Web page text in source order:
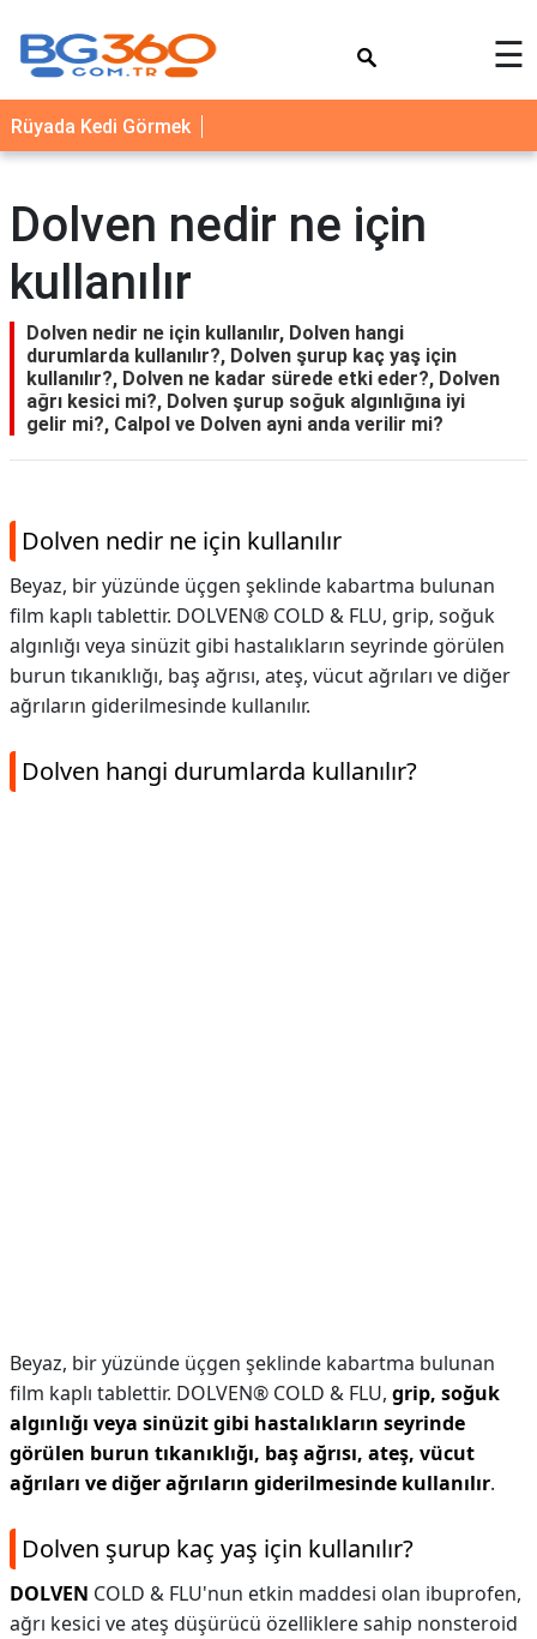
YEMEK
TARİFLERİ
NEDİR
FAYDALARI
İLETİŞİM
☰
Rüyada Kedi Görmek
Dolven nedir ne için
kullanılır
Dolven nedir ne için kullanılır, Dolven hangi
durumlarda kullanılır?, Dolven şurup kaç yaş için
kullanılır?, Dolven ne kadar sürede etki eder?, Dolven
ağrı kesici mi?, Dolven şurup soğuk algınlığına iyi
gelir mi?, Calpol ve Dolven ayni anda verilir mi?
Dolven nedir ne için kullanılır
Beyaz, bir yüzünde üçgen şeklinde kabartma bulunan
film kaplı tablettir. DOLVEN® COLD & FLU, grip, soğuk
algınlığı veya sinüzit gibi hastalıkların seyrinde görülen
burun tıkanıklığı, baş ağrısı, ateş, vücut ağrıları ve diğer
ağrıların giderilmesinde kullanılır.
Dolven hangi durumlarda kullanılır?
Beyaz, bir yüzünde üçgen şeklinde kabartma bulunan
film kaplı tablettir. DOLVEN® COLD & FLU, grip, soğuk
algınlığı veya sinüzit gibi hastalıkların seyrinde
görülen burun tıkanıklığı, baş ağrısı, ateş, vücut
ağrıları ve diğer ağrıların giderilmesinde kullanılır.
Dolven şurup kaç yaş için kullanılır?
DOLVEN COLD & FLU'nun etkin maddesi olan ibuprofen,
ağrı kesici ve ateş düşürücü özelliklere sahip nonsteroid